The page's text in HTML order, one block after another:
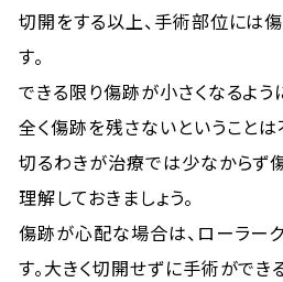
切開をする以上、手術部位には
す。
できる限り傷跡が小さくなるよう
全く傷跡を残さないということは
切るわきが治療では少なからず
理解しておきましょう。
傷跡が心配な場合は、ローラー
す。大きく切開せずに手術ができ